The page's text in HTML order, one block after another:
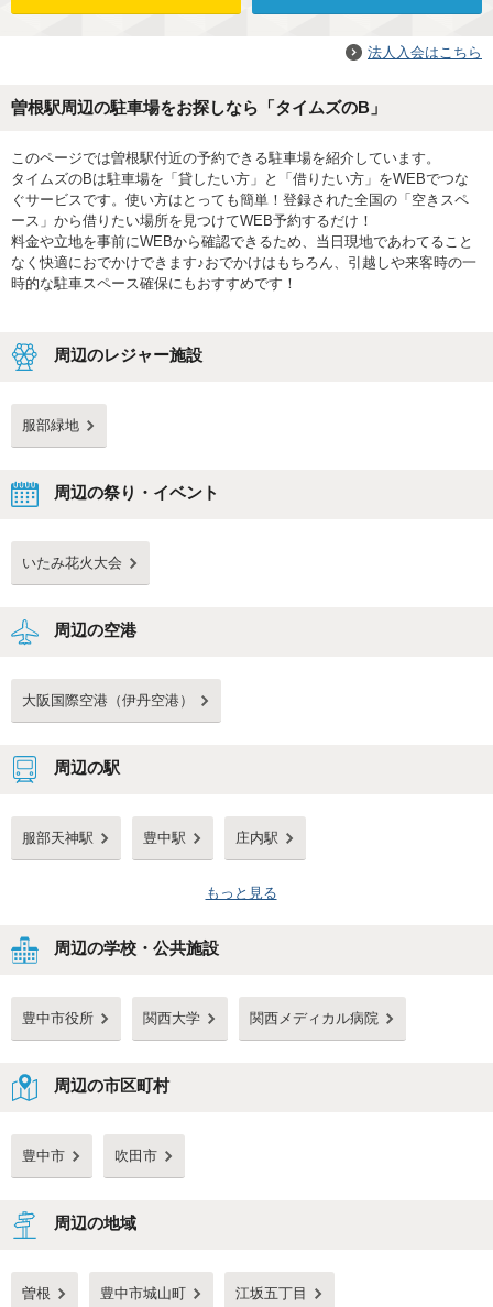
法人入会はこちら
曽根駅周辺の駐車場をお探しなら「タイムズのB」
このページでは曽根駅付近の予約できる駐車場を紹介しています。
タイムズのBは駐車場を「貸したい方」と「借りたい方」をWEBでつな
ぐサービスです。使い方はとっても簡単！登録された全国の「空きスペ
ース」から借りたい場所を見つけてWEB予約するだけ！
料金や立地を事前にWEBから確認できるため、当日現地であわてること
なく快適におでかけできます♪おでかけはもちろん、引越しや来客時の一
時的な駐車スペース確保にもおすすめです！
周辺のレジャー施設
服部緑地
周辺の祭り・イベント
いたみ花火大会
周辺の空港
大阪国際空港（伊丹空港）
周辺の駅
服部天神駅 豊中駅 庄内駅
もっと見る
周辺の学校・公共施設
豊中市役所 関西大学 関西メディカル病院
周辺の市区町村
豊中市 吹田市
周辺の地域
曽根 豊中市城山町 江坂五丁目